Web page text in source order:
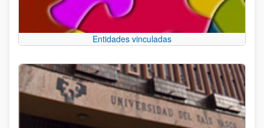
Entidades vinculadas